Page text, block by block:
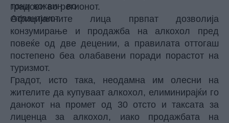
градови во регионот.
Официјалните лица првпат дозволија
конзумирање и продажба на алкохол пред
повеќе од две децении, а правилата оттогаш
постепено беа олабавени поради порастот на
туризмот.
Градот, исто така, неодамна им олесни на
жителите да купуваат алкохол, елиминирајќи го
данокот на промет од 30 отсто и таксата за
лиценца за алкохол, иако продажбата на